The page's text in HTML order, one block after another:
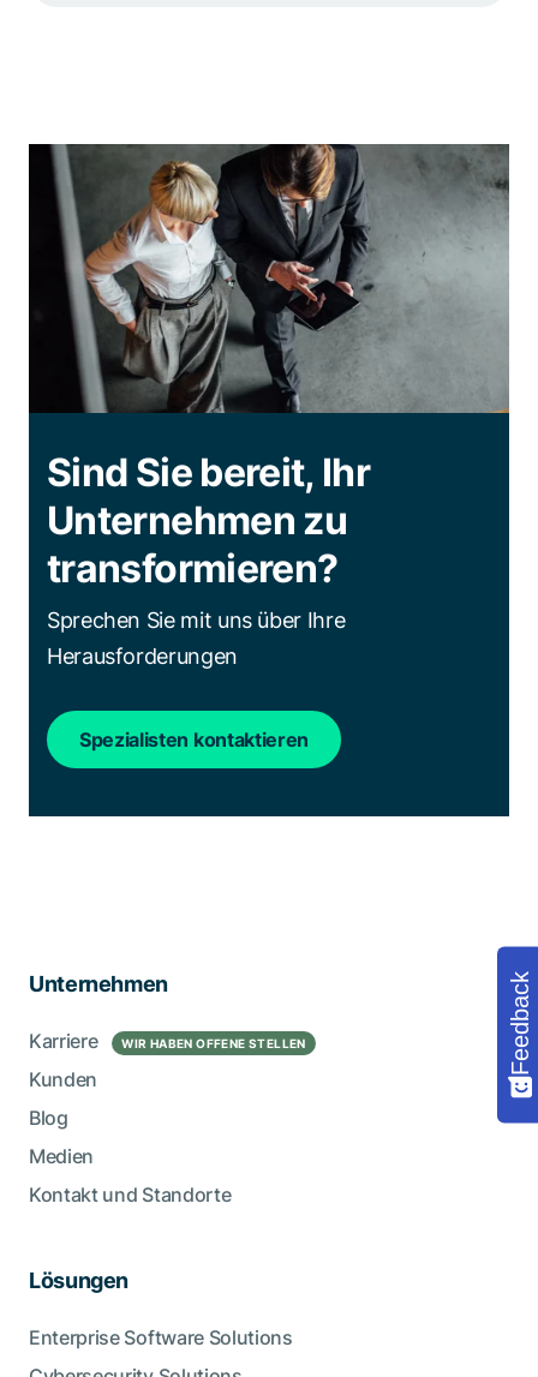
Sind Sie bereit, Ihr
Unternehmen zu
transformieren?
Sprechen Sie mit uns über Ihre
Herausforderungen
Spezialisten kontaktieren
Unternehmen
Karriere WIR HABEN OFFENE STELLEN
Kunden
Blog
Medien
Kontakt und Standorte
Lösungen
Enterprise Software Solutions
Feedback